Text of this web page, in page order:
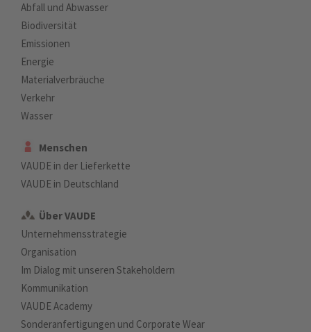
Abfall und Abwasser
Biodiversität
Emissionen
Energie
Materialverbräuche
Verkehr
Wasser
Menschen
VAUDE in der Lieferkette
VAUDE in Deutschland
Über VAUDE
Unternehmensstrategie
Organisation
Im Dialog mit unseren Stakeholdern
Kommunikation
VAUDE Academy
Sonderanfertigungen und Corporate Wear